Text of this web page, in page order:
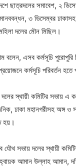
ছাত্রদলের সমাবেশ, ২
৩ ডিসেম্বর
দলের মৌন মিছিল।
এসব কর্মসূচি পুরোপুরি
কর্মসূচি পরিবর্তন হতে
দলের স্থায়ী কমিটির সভায়
ঢাকা মহানগরীসহ অঙ্গ ও
হয়।
যৌথ সভায় দলের স্থায়ী
আমান উল্লাহ আমান,